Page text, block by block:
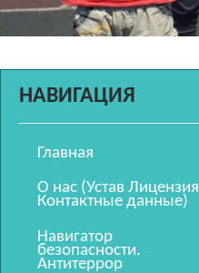
НАВИГАЦИЯ
Главная
О нас (Устав Лицензия
Контактные данные)
Навигатор
безопасности.
Антитеррор